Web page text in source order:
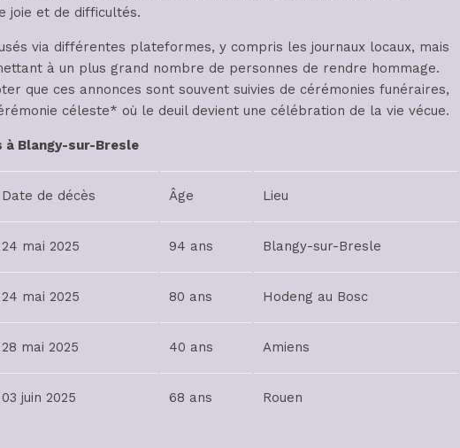
joie et de difficultés.
via différentes plateformes, y compris les journaux locaux, mais
à un plus grand nombre de personnes de rendre hommage.
que ces annonces sont souvent suivies de cérémonies funéraires,
céleste* où le deuil devient une célébration de la vie vécue.
à Blangy-sur-Bresle
Date de décès Âge Lieu
24 mai 2025 94 ans Blangy-sur-Bresle
24 mai 2025 80 ans Hodeng au Bosc
28 mai 2025 40 ans Amiens
03 juin 2025 68 ans Rouen